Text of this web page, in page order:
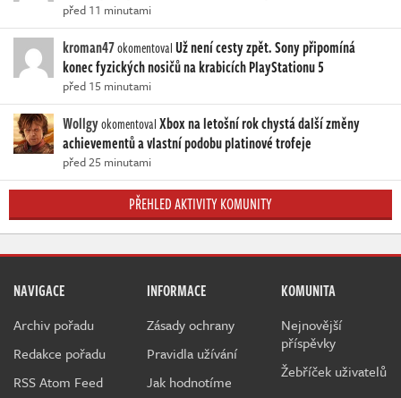
před 11 minutami
kroman47okomentovalUž není cesty zpět. Sony připomíná
konec fyzických nosičů na krabicích PlayStationu 5
před 15 minutami
WollgyokomentovalXbox na letošní rok chystá další změny
achievementů a vlastní podobu platinové trofeje
před 25 minutami
PŘEHLED AKTIVITY KOMUNITY
NAVIGACE
Archiv pořadu
Redakce pořadu
RSS Atom Feed
INFORMACE
Zásady ochrany
Pravidla užívání
Jak hodnotíme
KOMUNITA
Nejnovější
příspěvky
Žebříček uživatelů